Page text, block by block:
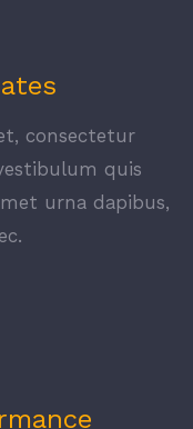
consectetur
quis
urna dapibus,